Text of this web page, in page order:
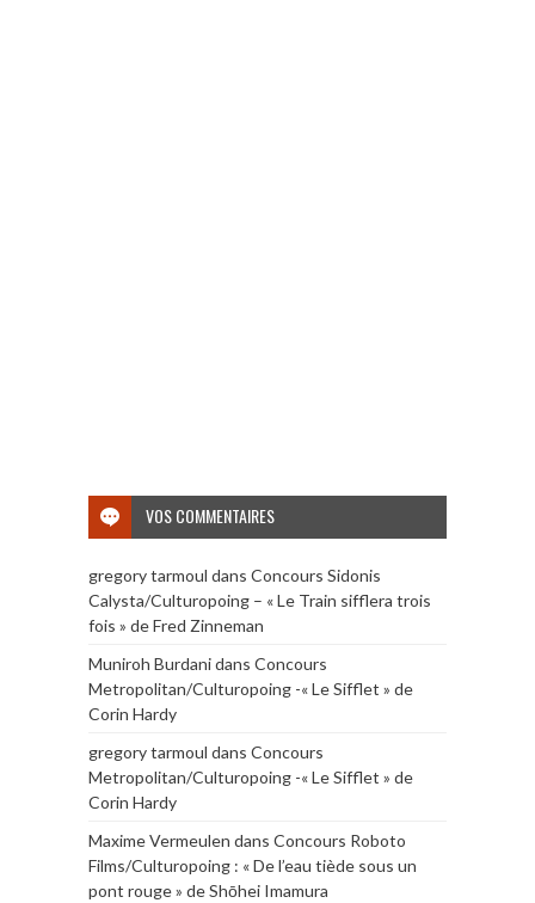
VOS COMMENTAIRES
gregory tarmoul dans Concours Sidonis
Calysta/Culturopoing – « Le Train sifflera trois
fois » de Fred Zinneman
Muniroh Burdanidans Concours
Metropolitan/Culturopoing -« Le Sifflet » de
Corin Hardy
gregory tarmoul dans Concours
Metropolitan/Culturopoing -« Le Sifflet » de
Corin Hardy
Maxime Vermeulen dans Concours Roboto
Films/Culturopoing : « De l’eau tiède sous un
pont rouge » de Shōhei Imamura